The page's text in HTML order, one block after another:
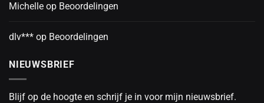
Michelle op Beoordelingen
dlv*** op Beoordelingen
NIEUWSBRIEF
Blijf op de hoogte en schrijf je in voor mijn nieuwsbrief.